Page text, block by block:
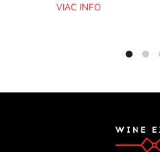
VIAC INFO